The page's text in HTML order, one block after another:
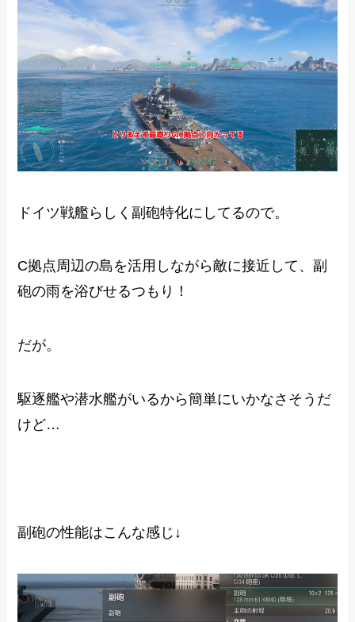
ドイツ戦艦らしく副砲特化にしてるので。
C拠点周辺の島を活用しながら敵に接近して、副
砲の雨を浴びせるつもり！
だが。
駆逐艦や潜水艦がいるから簡単にいかなさそうだ
けど…
副砲の性能はこんな感じ↓